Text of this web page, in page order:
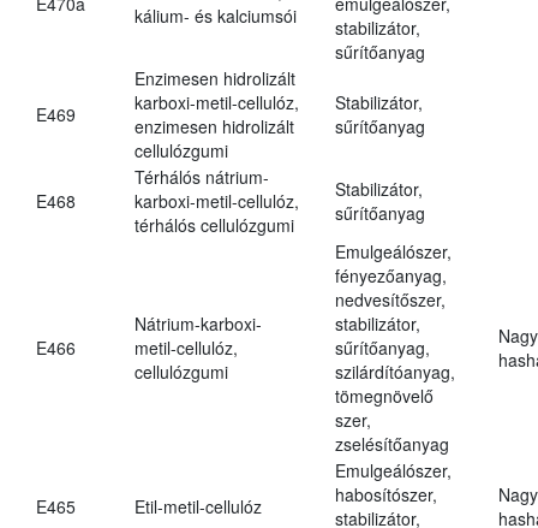
kálium- és kalciumsói
stabilizátor,
sűrítőanyag
E469
Enzimesen hidrolizált
karboxi-metil-cellulóz,
enzimesen hidrolizált
cellulózgumi
Stabilizátor,
sűrítőanyag
E468
Térhálós nátrium-
karboxi-metil-cellulóz,
térhálós cellulózgumi
Stabilizátor,
sűrítőanyag
E466
Nátrium-karboxi-
metil-cellulóz,
cellulózgumi
Emulgeálószer,
fényezőanyag,
nedvesítőszer,
stabilizátor,
sűrítőanyag,
szilárdítóanyag,
tömegnövelő
szer,
zselésítőanyag
E465 Etil-metil-cellulóz
Emulgeálószer,
habosítószer,
stabilizátor,